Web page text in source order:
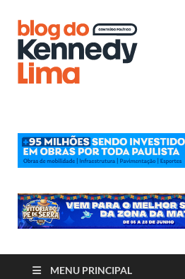
MENU PRINCIPAL